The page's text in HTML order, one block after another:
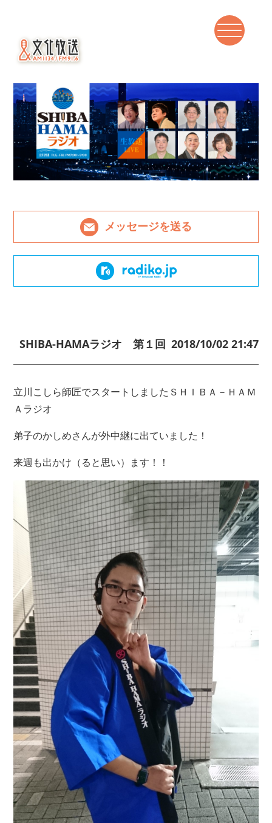
メッセージを送る
SHIBA-HAMAラジオ 第１回 2018/10/02 21:47
立川こしら師匠でスタートしましたＳＨＩＢＡ－ＨＡＭ
Ａラジオ
弟子のかしめさんが外中継に出ていました！
来週も出かけ（ると思い）ます！！